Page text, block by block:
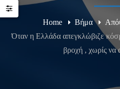
Home Βήμα
Όταν η Ελλάδα απεγκλώβιζε
βροχή , χωρίς να